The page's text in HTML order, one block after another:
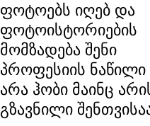
ფოტოებს იღებ და
ფოტოისტორიების
მომზადება შენი
პროფესიის
არა ჰობი მაინც
გზავნილი